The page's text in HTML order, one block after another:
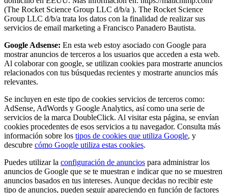
(The Rocket Science Group LLC d/b/a ). The Rocket Science
Group LLC d/b/a trata los datos con la finalidad de realizar sus
servicios de email marketing a Francisco Panadero Bautista.
Google Adsense: En esta web estoy asociado con Google para
mostrar anuncios de terceros a los usuarios que acceden a esta web.
Al colaborar con google, se utilizan cookies para mostrarte anuncios
relacionados con tus búsquedas recientes y mostrarte anuncios más
relevantes.
Se incluyen en este tipo de cookies servicios de terceros como:
AdSense, AdWords y Google Analytics, así como una serie de
servicios de la marca DoubleClick. Al visitar esta página, se envían
cookies procedentes de esos servicios a tu navegador. Consulta más
información sobre los tipos de cookies que utiliza Google, y
descubre cómo Google utiliza estas cookies.
Puedes utilizar la configuración de anuncios para administrar los
anuncios de Google que se te muestran e indicar que no se muestren
anuncios basados en tus intereses. Aunque decidas no recibir este
tipo de anuncios, pueden seguir apareciendo en función de factores